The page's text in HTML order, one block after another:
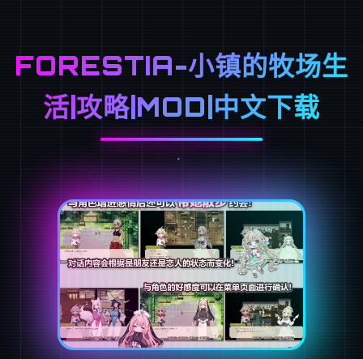
FORESTIA-小镇的牧场生
活|攻略|MOD|中文下载